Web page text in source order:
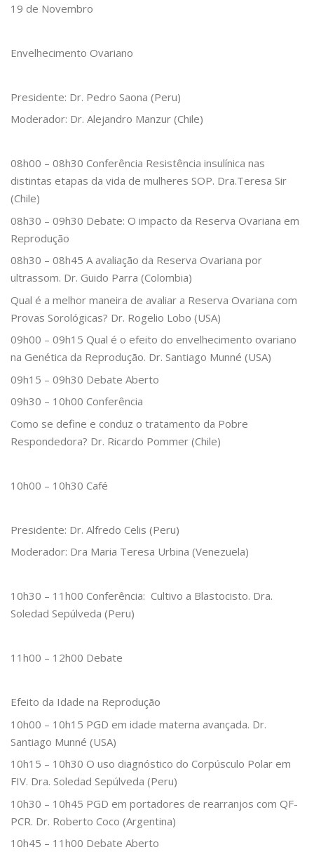
19 de Novembro
Envelhecimento Ovariano
Presidente: Dr. Pedro Saona (Peru)
Moderador: Dr. Alejandro Manzur (Chile)
08h00 – 08h30 Conferência Resistência insulínica nas
distintas etapas da vida de mulheres SOP. Dra.Teresa Sir
(Chile)
08h30 – 09h30 Debate: O impacto da Reserva Ovariana em
Reprodução
08h30 – 08h45 A avaliação da Reserva Ovariana por
ultrassom. Dr. Guido Parra (Colombia)
Qual é a melhor maneira de avaliar a Reserva Ovariana com
Provas Sorológicas? Dr. Rogelio Lobo (USA)
09h00 – 09h15 Qual é o efeito do envelhecimento ovariano
na Genética da Reprodução. Dr. Santiago Munné (USA)
09h15 – 09h30 Debate Aberto
09h30 – 10h00 Conferência
Como se define e conduz o tratamento da Pobre
Respondedora? Dr. Ricardo Pommer (Chile)
10h00 – 10h30 Café
Presidente: Dr. Alfredo Celis (Peru)
Moderador: Dra Maria Teresa Urbina (Venezuela)
10h30 – 11h00 Conferência: Cultivo a Blastocisto. Dra.
Soledad Sepúlveda (Peru)
11h00 – 12h00 Debate
Efeito da Idade na Reprodução
10h00 – 10h15 PGD em idade materna avançada. Dr.
Santiago Munné (USA)
10h15 – 10h30 O uso diagnóstico do Corpúsculo Polar em
FIV. Dra. Soledad Sepúlveda (Peru)
10h30 – 10h45 PGD em portadores de rearranjos com QF-
PCR. Dr. Roberto Coco (Argentina)
10h45 – 11h00 Debate Aberto